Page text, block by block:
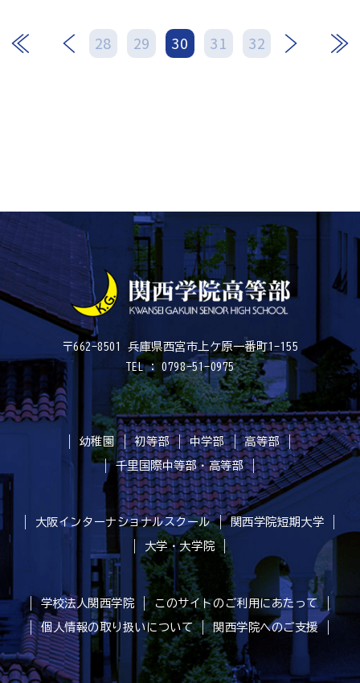
28 29 30 31 32
次 最後
〒662-8501 兵庫県西宮市上ケ原一番町1-155
TEL : 0798-51-0975
幼稚園 初等部 中学部
高等部
千里国際中等部・高等部
大阪インターナショナルスクール
関西学院短期大学
大学・大学院
学校法人関西学院
このサイトのご利用にあたって
個人情報の取り扱いについて
関西学院へのご支援